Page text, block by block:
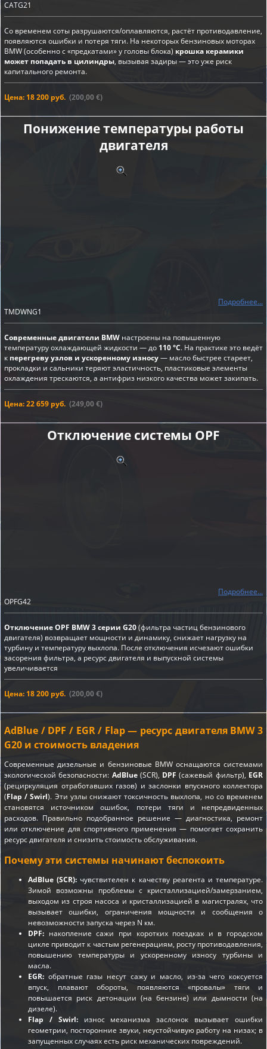
CATG21
Со временем соты разрушаются/оплавляются, растёт противодавление,
появляются ошибки и потеря тяги. На некоторых бензиновых моторах
BMW (особенно с «предкатами» у головы блока) крошка керамики
может попадать в цилиндры, вызывая задиры — это уже риск
капитального ремонта.
Цена: 18 200 руб. (200,00 €)
Понижение температуры работы
двигателя
Подробнее...
TMDWNG1
Современные двигатели BMW настроены на повышенную
температуру охлаждающей жидкости — до 110 °C. На практике это ведёт
к перегреву узлов и ускоренному износу— масло быстрее стареет,
прокладки и сальники теряют эластичность, пластиковые элементы
охлаждения трескаются, а антифриз низкого качества может закипать.
Цена: 22 659 руб. (249,00 €)
Отключение системы OPF
Подробнее...
OPFG42
Отключение OPF BMW 3 серии G20(фильтра частиц бензинового
двигателя) возвращает мощности и динамику, снижает нагрузку на
турбину и температуру выхлопа. После отключения исчезают ошибки
засорения фильтра, а ресурс двигателя и выпускной системы
увеличивается
Цена: 18 200 руб. (200,00 €)
AdBlue / DPF / EGR / Flap — ресурс двигателя BMW 3
G20 и стоимость владения
Современные дизельные и бензиновые BMW оснащаются системами
экологической безопасности: AdBlue(SCR), DPF (сажевый фильтр), EGR
(рециркуляция отработавших газов) и заслонки впускного коллектора
(Flap / Swirl). Эти узлы снижают токсичность выхлопа, но со временем
становятся источником ошибок, потери тяги и непредвиденных
расходов. Правильно подобранное решение — диагностика, ремонт
или отключение для спортивного применения — помогает сохранить
ресурс двигателя и снизить стоимость обслуживания.
Почему эти системы начинают беспокоить
AdBlue (SCR): чувствителен к качеству реагента и температуре.
Зимой возможны проблемы с кристаллизацией/замерзанием,
выходом из строя насоса и кристаллизацией в магистралях, что
вызывает ошибки, ограничения мощности и сообщения о
невозможности запуска через N км.
DPF: накопление сажи при коротких поездках и в городском
цикле приводит к частым регенерациям, росту противодавления,
повышению температуры и ускоренному износу турбины и
масла.
EGR: обратные газы несут сажу и масло, из-за чего коксуется
впуск, плавают обороты, появляются «провалы» тяги и
повышается риск детонации (на бензине) или дымности (на
дизеле).
Flap / Swirl:износ механизма заслонок вызывает ошибки
геометрии, посторонние звуки, неустойчивую работу на низах; в
запущенных случаях есть риск механических повреждений.